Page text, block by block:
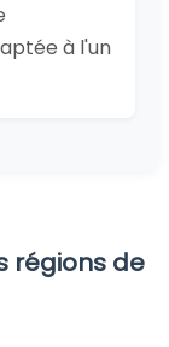
à l'un
régions de